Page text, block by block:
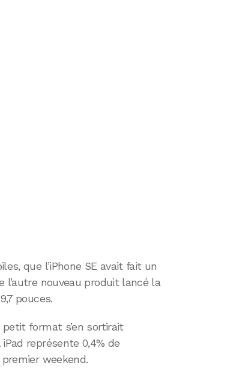
que l’iPhone SE avait fait un
l’autre nouveau produit lancé la
pouces.
petit format s’en sortirait
iPad représente 0,4% de
weekend.